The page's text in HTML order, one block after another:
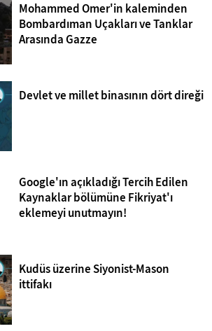
Mohammed Omer'in kaleminden
Bombardıman Uçakları ve Tanklar
Arasında Gazze
Devlet ve millet binasının dört direği
Google'ın açıkladığı Tercih Edilen
Kaynaklar bölümüne Fikriyat'ı
eklemeyi unutmayın!
Kudüs üzerine Siyonist-Mason
ittifakı